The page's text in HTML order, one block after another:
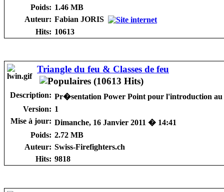
Poids: 1.46 MB
Auteur: Fabian JORIS
Hits: 10613
Triangle du feu & Classes de feu
Description: Pr�sentation Power Point pour l'introduction au
Version: 1
Mise à jour: Dimanche, 16 Janvier 2011 � 14:41
Poids: 2.72 MB
Auteur: Swiss-Firefighters.ch
Hits: 9818